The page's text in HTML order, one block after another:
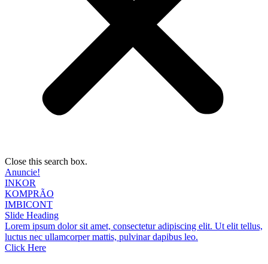
Close this search box.
Anuncie!
INKOR
KOMPRÃO
IMBICONT
Slide Heading
Lorem ipsum dolor sit amet, consectetur adipiscing elit. Ut elit tellus,
luctus nec ullamcorper mattis, pulvinar dapibus leo.
Click Here